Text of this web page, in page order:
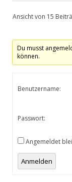
Ansicht von 15
Du musst
können.
Benutzername:
Passwort:
Angemeldet
Alternative:
Anmelden